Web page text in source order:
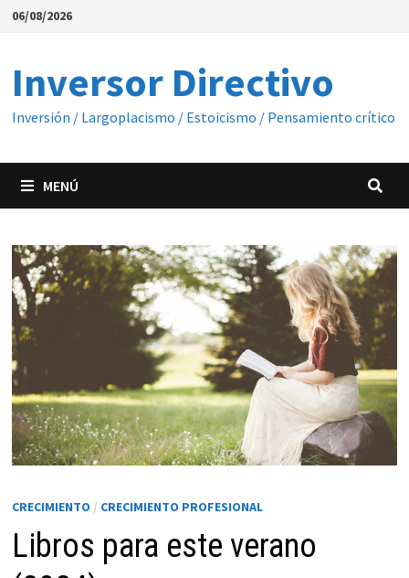
Saltar
06/08/2026
Inversor Directivo
Inversión / Largoplacismo / Estoicismo / Pensamiento crítico
MENÚ
CRECIMIENTO / CRECIMIENTO PROFESIONAL
Libros para este verano